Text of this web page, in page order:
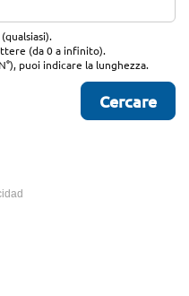
(da 0 a infinito).
N°), puoi indicare la lunghezza.